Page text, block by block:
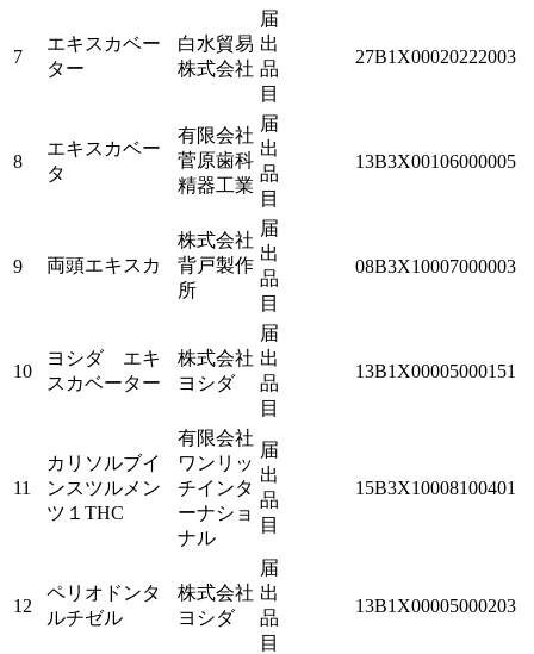
7
エキスカベー
ター
白水貿易
株式会社
届
出
品
目
27B1X00020222003
8
エキスカベー
タ
有限会社
菅原歯科
精器工業
届
出
品
目
13B3X00106000005
9 両頭エキスカ
株式会社
背戸製作
所
届
出
品
目
08B3X10007000003
10
ヨシダ エキ
スカベーター
株式会社
ヨシダ
届
出
品
目
13B1X00005000151
11
カリソルブイ
ンスツルメン
ツ１THC
有限会社
ワンリッ
チインタ
ーナショ
ナル
届
出
品
目
15B3X10008100401
12
ペリオドンタ
ルチゼル
株式会社
ヨシダ
届
出
品
目
13B1X00005000203